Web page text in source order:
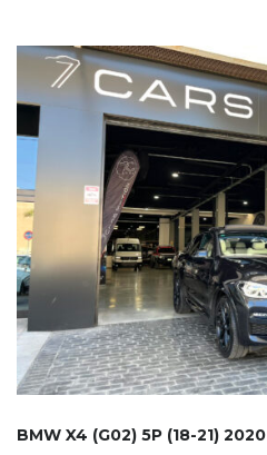
BMW X4 (G02) 5P (18-21) 2020